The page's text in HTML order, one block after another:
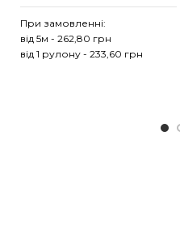
При замовленні:
від 5м - 262,80 грн
від 1 рулону - 233,60 грн